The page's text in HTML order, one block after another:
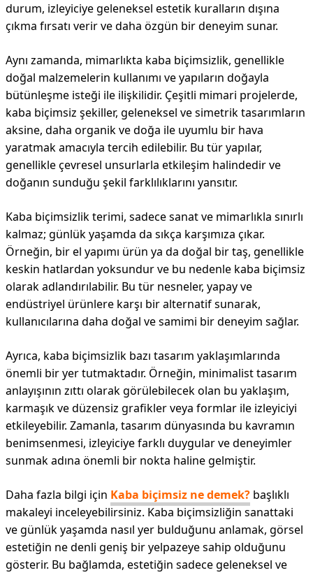
durum, izleyiciye geleneksel estetik kuralların dışına
çıkma fırsatı verir ve daha özgün bir deneyim sunar.
Aynı zamanda, mimarlıkta kaba biçimsizlik, genellikle
doğal malzemelerin kullanımı ve yapıların doğayla
bütünleşme isteği ile ilişkilidir. Çeşitli mimari projelerde,
kaba biçimsiz şekiller, geleneksel ve simetrik tasarımların
aksine, daha organik ve doğa ile uyumlu bir hava
yaratmak amacıyla tercih edilebilir. Bu tür yapılar,
genellikle çevresel unsurlarla etkileşim halindedir ve
doğanın sunduğu şekil farklılıklarını yansıtır.
Kaba biçimsizlik terimi, sadece sanat ve mimarlıkla sınırlı
kalmaz; günlük yaşamda da sıkça karşımıza çıkar.
Örneğin, bir el yapımı ürün ya da doğal bir taş, genellikle
keskin hatlardan yoksundur ve bu nedenle kaba biçimsiz
olarak adlandırılabilir. Bu tür nesneler, yapay ve
endüstriyel ürünlere karşı bir alternatif sunarak,
kullanıcılarına daha doğal ve samimi bir deneyim sağlar.
Ayrıca, kaba biçimsizlik bazı tasarım yaklaşımlarında
önemli bir yer tutmaktadır. Örneğin, minimalist tasarım
anlayışının zıttı olarak görülebilecek olan bu yaklaşım,
karmaşık ve düzensiz grafikler veya formlar ile izleyiciyi
etkileyebilir. Zamanla, tasarım dünyasında bu kavramın
benimsenmesi, izleyiciye farklı duygular ve deneyimler
sunmak adına önemli bir nokta haline gelmiştir.
Daha fazla bilgi için Kaba biçimsiz ne demek? başlıklı
makaleyi inceleyebilirsiniz. Kaba biçimsizliğin sanattaki
ve günlük yaşamda nasıl yer bulduğunu anlamak, görsel
estetiğin ne denli geniş bir yelpazeye sahip olduğunu
gösterir. Bu bağlamda, estetiğin sadece geleneksel ve